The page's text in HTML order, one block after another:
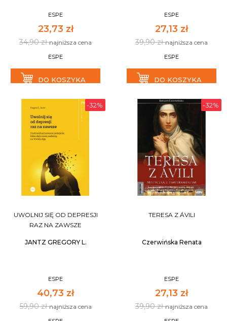
ESPE
23,73 zł
34,90 złnajniższa cena
ESPE
DO KOSZYKA
ESPE
27,13 zł
39,90 złnajniższa cena
ESPE
DO KOSZYKA
-32%
UWOLNIJ SIĘ OD DEPRESJI
RAZ NA ZAWSZE
JANTZ GREGORY L.
ESPE
40,73 zł
59,90 złnajniższa cena
-32%
TERESA Z ÁVILI
Czerwińska Renata
ESPE
27,13 zł
39,90 złnajniższa cena